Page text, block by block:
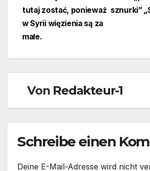
sznurki”
tutaj zostać, ponieważ
w Syrii więzienia są za
małe.
Von Redakteur-1
Schreibe einen
Deine E-Mail-Adresse wird nicht